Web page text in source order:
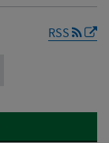
RSS